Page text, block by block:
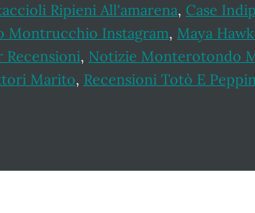
Ripieni All'amarena, Case
Montrucchio Instagram, Maya
Recensioni, Notizie Monterotondo
Marito, Recensioni Totò E